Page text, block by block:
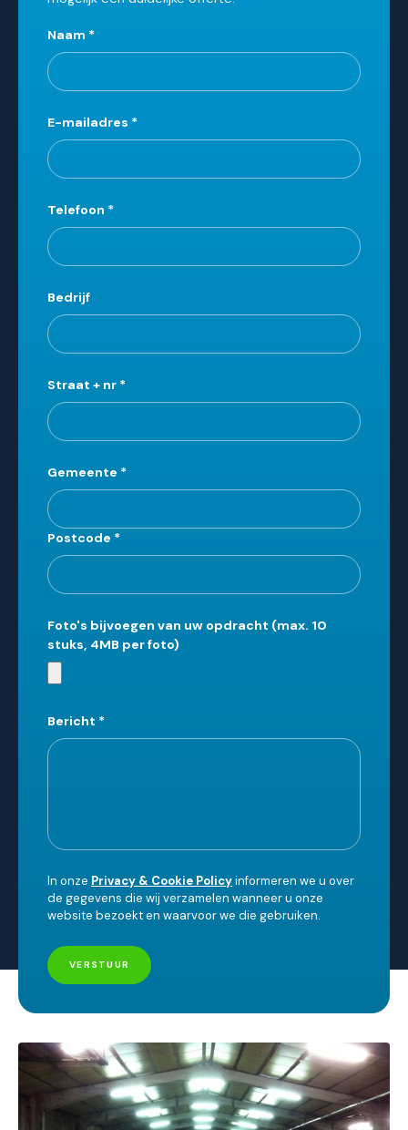
Leave
this
field
blank
Naam *
E-mailadres *
Telefoon *
Bedrijf
Straat + nr *
Gemeente *
Postcode *
Foto's bijvoegen van uw opdracht (max. 10
stuks, 4MB per foto)
Bericht *
In onze Privacy & Cookie Policyinformeren we u over
de gegevens die wij verzamelen wanneer u onze
website bezoekt en waarvoor we die gebruiken.
VERSTUUR